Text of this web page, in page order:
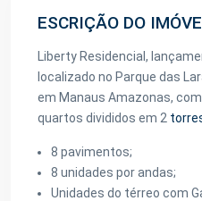
ESCRIÇÃO DO
Liberty Residencial,
localizado no Parque das
em Manaus Amazonas,
quartos divididos em 2
8 pavimentos;
8 unidades por andas;
Unidades do térreo com